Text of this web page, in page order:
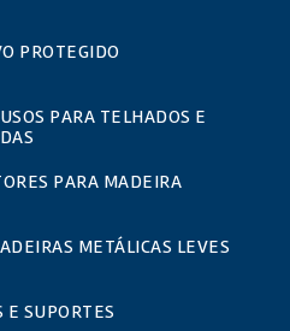
PROTEGIDO
PARA TELHADOS E
PARA MADEIRA
METÁLICAS LEVES
E SUPORTES